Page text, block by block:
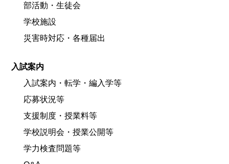
部活動・生徒会
学校施設
災害時対応・各種届出
入試案内
入試案内・転学・編入学等
応募状況等
支援制度・授業料等
学校説明会・授業公開等
学力検査問題等